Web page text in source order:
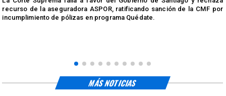
recurso de la aseguradora ASPOR, ratificando sanción de la CMF por
incumplimiento de pólizas en programa Quédate.
MÁS NOTICIAS